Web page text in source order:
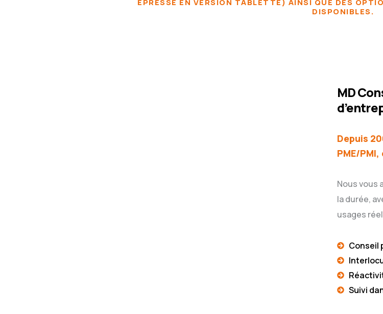
EPRESSE EN VERSION TABLETTE) AINSI QUE DES
DISPONIBLES.
MD
Depuis
PME/
Nous vous
la durée,
usages
Conseil
Suivi